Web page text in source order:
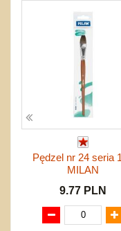
Pędzel nr 24 seria
MILAN
9.77 PLN